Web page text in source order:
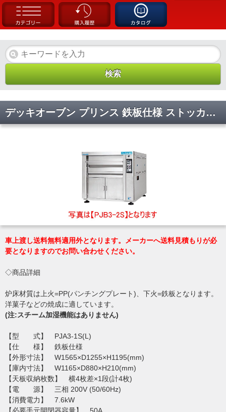
デッキオーブン プリンス 鉄板仕様 ストッカー仕様 マルゼン PJA3-1S(L) 幅1565×奥行1255×高さ1195(mm)
車上渡し送料無料適用外となります。メーカーへ送料見積もりが必
要となりますのでお問い合わせください。
◇商品詳細
炉床材質は上火=PP(パンチングプレート)、下火=鉄板となります。
洋菓子などの焼成に適しています。
(注:スチーム加湿機能はありません)
【型 式】 PJA3-1S(L)
【仕 様】 鉄板仕様
【外形寸法】 W1565×D1255×H1195(mm)
【庫内寸法】 W1165×D880×H210(mm)
【天板収納枚数】 横4枚差×1段(計4枚)
【電 源】 三相 200V (50/60Hz)
【消費電力】 7.6kW
【必要手元開閉器容量】 50A